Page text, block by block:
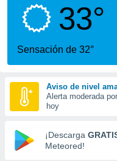
calidad.
a este
las
y
forma
digital
basada
33°
Sensación de 32°
Aviso de nivel
Alerta moderada
hoy
¡Descarga
Meteored!